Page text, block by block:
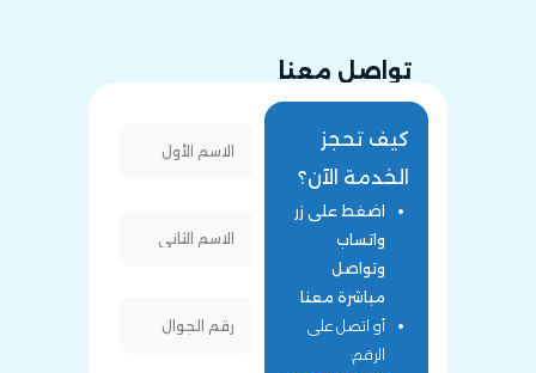
تواصل معنا
كيف تحجز
الخدمة الآن؟
اضغط على زر
واتساب
وتواصل
مباشرة معنا
أو اتصل على
الرقم: